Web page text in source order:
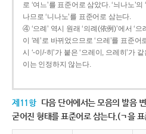
로 ‘여느’를 표준어로 삼았다. ‘늬나노’
나므로 ‘니나노’를 표준어로 삼는다.
④ ‘으례’ 역시 원래 ‘의례(依例)’에서 ‘으
이 ‘레’로 바뀌었으므로 ‘으레’를 표준
시 ‘-이/-히’가 붙은 ‘으레이, 으레히’가
이는 인정하지 않는다.
제11항 다음 단어에서는 모음의 발음
굳어진 형태를 표준어로 삼는다.(ㄱ을